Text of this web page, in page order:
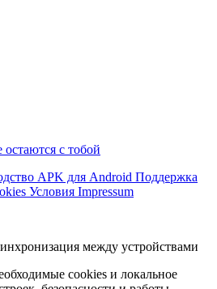
с тобой
APK для Android Поддержка
Условия Impressum
между устройствами
cookies и локальное